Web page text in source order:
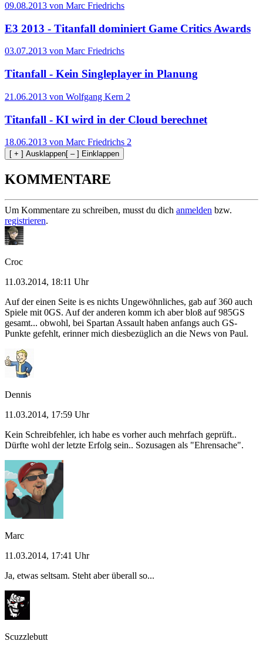
09.08.2013 von Marc Friedrichs
E3 2013 - Titanfall dominiert Game Critics Awards
03.07.2013 von Marc Friedrichs
Titanfall - Kein Singleplayer in Planung
21.06.2013 von Wolfgang Kern 2
Titanfall - KI wird in der Cloud berechnet
18.06.2013 von Marc Friedrichs 2
[ + ] Ausklappen[ – ] Einklappen
KOMMENTARE
Um Kommentare zu schreiben, musst du dich anmelden bzw.
registrieren.
Croc
11.03.2014, 18:11 Uhr
Auf der einen Seite is es nichts Ungewöhnliches, gab auf 360 auch
Spiele mit 0GS. Auf der anderen komm ich aber bloß auf 985GS
gesamt... obwohl, bei Spartan Assault haben anfangs auch GS-
Punkte gefehlt, erinner mich diesbezüglich an die News von Paul.
Dennis
11.03.2014, 17:59 Uhr
Kein Schreibfehler, ich habe es vorher auch mehrfach geprüft..
Dürfte wohl der letzte Erfolg sein.. Sozusagen als "Ehrensache".
Marc
11.03.2014, 17:41 Uhr
Ja, etwas seltsam. Steht aber überall so...
Scuzzlebutt